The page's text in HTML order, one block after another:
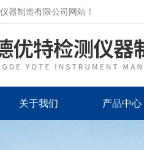
器制造有限公司网站！
关于我们 产品中心